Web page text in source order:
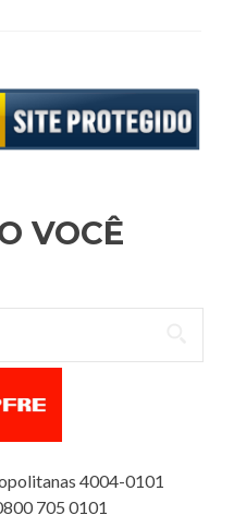
VOCÊ
4004-0101
705 0101